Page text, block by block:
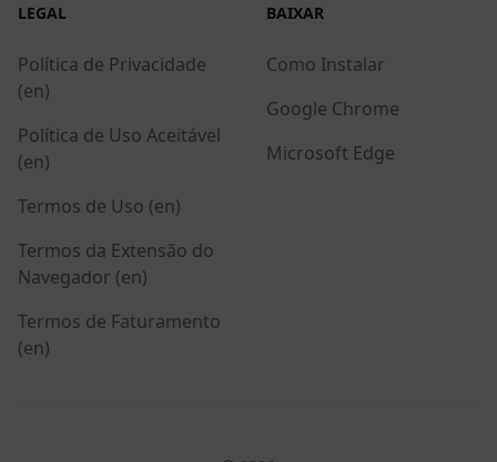
LEGAL
Política de Privacidade
(en)
Política de Uso Aceitável
(en)
Termos de Uso (en)
Termos da Extensão do
Navegador (en)
Termos de Faturamento
(en)
BAIXAR
Como Instalar
Google Chrome
Microsoft Edge